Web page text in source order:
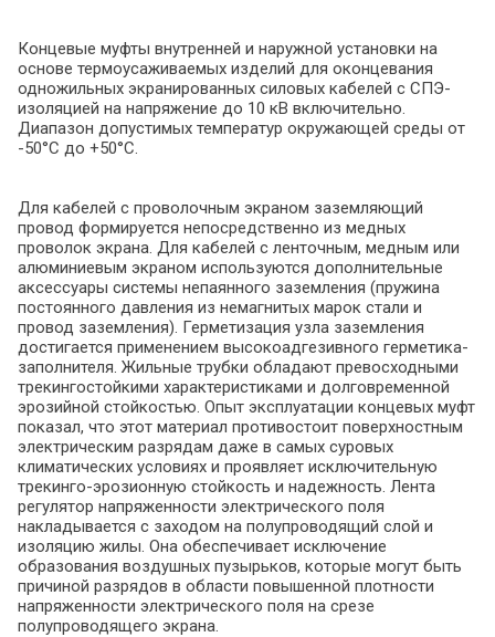
Концевые муфты внутренней и наружной установки на
основе термоусаживаемых изделий для оконцевания
одножильных экранированных силовых кабелей с СПЭ-
изоляцией на напряжение до 10 кВ включительно.
Диапазон допустимых температур окружающей среды от
-50°С до +50°С.
Для кабелей с проволочным экраном заземляющий
провод формируется непосредственно из медных
проволок экрана. Для кабелей с ленточным, медным или
алюминиевым экраном используются дополнительные
аксессуары системы непаянного заземления (пружина
постоянного давления из немагнитых марок стали и
провод заземления). Герметизация узла заземления
достигается применением высокоадгезивного герметика-
заполнителя. Жильные трубки обладают превосходными
трекингостойкими характеристиками и долговременной
эрозийной стойкостью. Опыт эксплуатации концевых муфт
показал, что этот материал противостоит поверхностным
электрическим разрядам даже в самых суровых
климатических условиях и проявляет исключительную
трекинго-эрозионную стойкость и надежность. Лента
регулятор напряженности электрического поля
накладывается с заходом на полупроводящий слой и
изоляцию жилы. Она обеспечивает исключение
образования воздушных пузырьков, которые могут быть
причиной разрядов в области повышенной плотности
напряженности электрического поля на срезе
полупроводящего экрана.